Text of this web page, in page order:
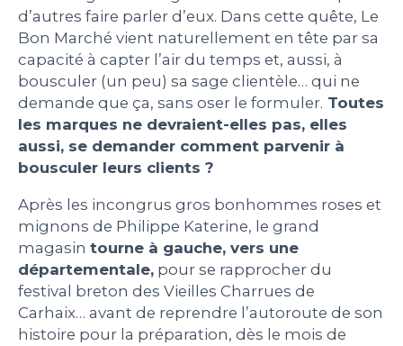
PEOPLE
LE BILLET DU LUNDI
CONTACT
Mentions légales
Politique de protection des données
personnelles
Plan du site
d’autres faire parler d’eux. Dans cette quête, Le
Bon Marché vient naturellement en tête par sa
capacité à capter l’air du temps et, aussi, à
bousculer (un peu) sa sage clientèle… qui ne
demande que ça, sans oser le formuler. Toutes
les marques ne devraient-elles pas, elles
aussi, se demander comment parvenir à
bousculer leurs clients ?
Après les incongrus gros bonhommes roses et
mignons de Philippe Katerine, le grand
magasin tourne à gauche, vers une
départementale, pour se rapprocher du
festival breton des Vieilles Charrues de
Carhaix… avant de reprendre l’autoroute de son
histoire pour la préparation, dès le mois de